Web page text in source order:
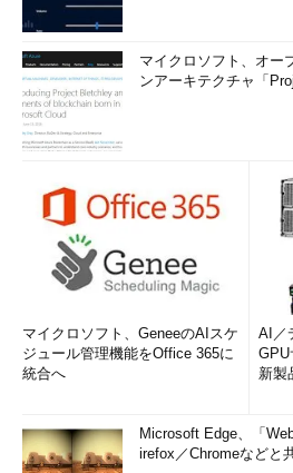
マイクロソフト、オー
ンアーキテクチャ「
マイクロソフト、GeneeのAIスケ
ジュール管理機能をOffice 365に
統合へ
AI／
新製
Microsoft Edge、「
irefox／Chromeなどと